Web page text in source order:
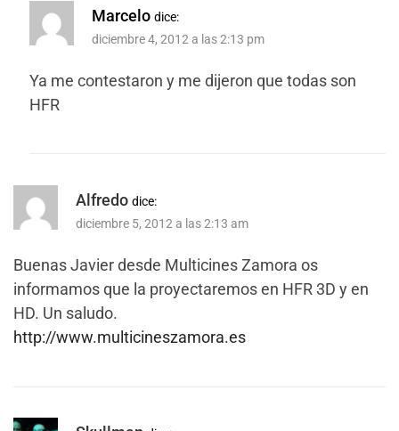
Marcelo dice:
diciembre 4, 2012 a las 2:13 pm
Ya me contestaron y me dijeron que todas son
HFR
Alfredo dice:
diciembre 5, 2012 a las 2:13 am
Buenas Javier desde Multicines Zamora os
informamos que la proyectaremos en HFR 3D y en
HD. Un saludo.
http://www.multicineszamora.es